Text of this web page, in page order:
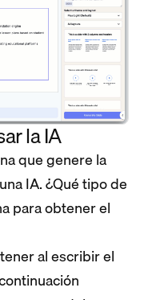
la IA
que genere la
IA. ¿Qué tipo de
para obtener el
al escribir el